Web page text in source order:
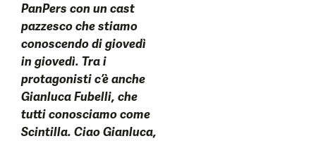
PanPers con un cast
pazzesco che stiamo
conoscendo di giovedì
in giovedì. Tra i
protagonisti c’è anche
Gianluca Fubelli, che
tutti conosciamo come
Scintilla. Ciao Gianluca,